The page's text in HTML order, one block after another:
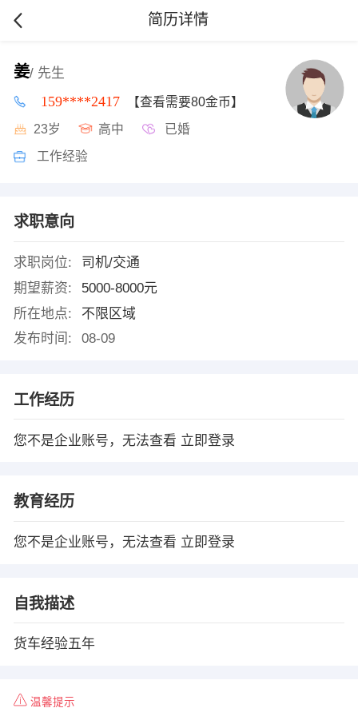
简历详情
姜/ 先生
159****2417 【查看需要80金币】
23岁 高中 已婚
工作经验
求职意向
求职岗位:
司机/交通
期望薪资:
5000-8000元
所在地点:
不限区域
发布时间:
08-09
工作经历
您不是企业账号，无法查看 立即登录
教育经历
您不是企业账号，无法查看 立即登录
自我描述
货车经验五年
温馨提示